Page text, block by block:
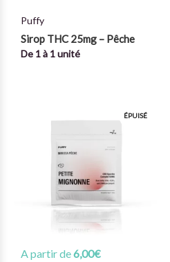
Puffy
Sirop THC 25mg – Pêche
De 1 à 1 unité
ÉPUISÉ
A partir de6,00€